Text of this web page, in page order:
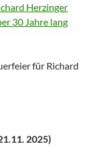
Herzinger
30 Jahre lang
für Richard
2025)